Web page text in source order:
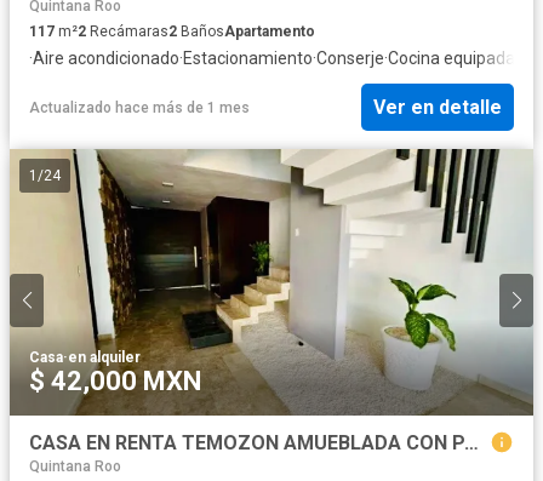
Quintana Roo
117 m²2 Recámaras2 BañosApartamento
·Aire acondicionado·Estacionamiento·Conserje·Cocina equipada
Actualizado hace más de 1 mes Ver en detalle
1 /24
Casa·en alquiler
$ 42,000 MXN
CASA EN RENTA TEMOZON AMUEBLADA CON PANELES
Quintana Roo